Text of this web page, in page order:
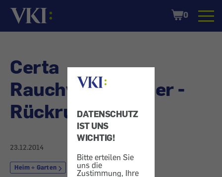
DATENSCHUTZ
IST UNS
WICHTIG!
Bitte erteilen Sie
uns die
Zustimmung, Ihre
Startseite
Shopping
Cart
0
Certa
Rauchwarnmelder -
Rückrufaktion
23.12.2014
Heim + Garten Elektrogerät